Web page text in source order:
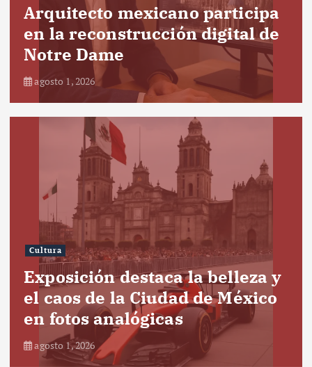
Arquitecto mexicano participa
en la reconstrucción digital de
Notre Dame
agosto 1, 2026
Cultura
Exposición destaca la belleza y
el caos de la Ciudad de México
en fotos analógicas
agosto 1, 2026